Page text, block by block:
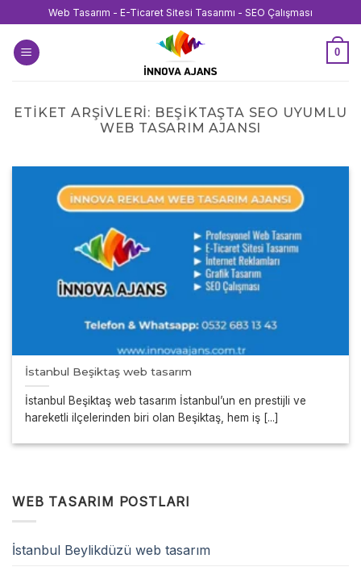
atla
Web Tasarım - E-Ticaret Sitesi Tasarımı - SEO Çalışması
0
ETIKET ARŞIVLERI: BEŞIKTAŞTA SEO UYUMLU
WEB TASARIM AJANSI
İstanbul Beşiktaş web tasarım
İstanbul Beşiktaş web tasarım İstanbul’un en prestijli ve
hareketli ilçelerinden biri olan Beşiktaş, hem iş [...]
WEB TASARIM POSTLARI
İstanbul Beylikdüzü web tasarım